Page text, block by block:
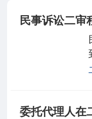
委托代理人在